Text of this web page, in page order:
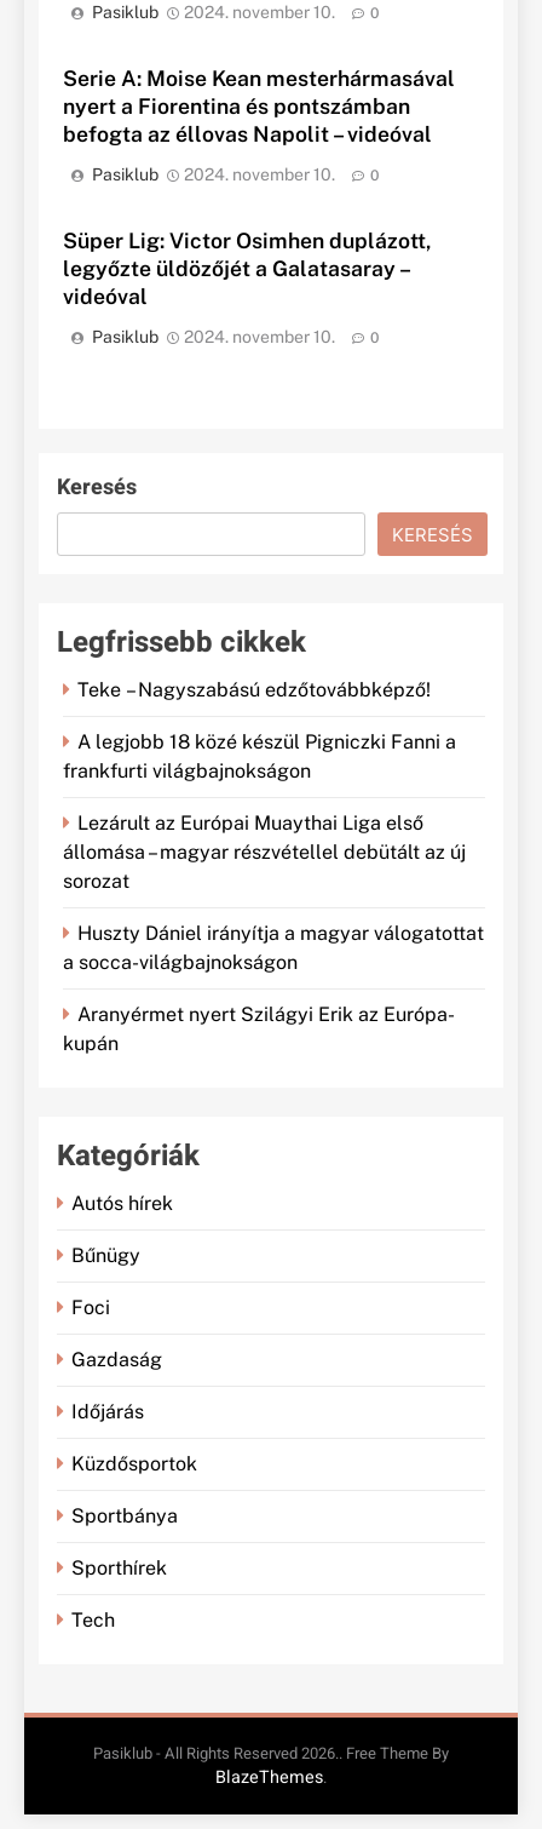
Pasiklub 2024. november 10. 0
Serie A: Moise Kean mesterhármasával
nyert a Fiorentina és pontszámban
befogta az éllovas Napolit – videóval
Pasiklub 2024. november 10. 0
Süper Lig: Victor Osimhen duplázott,
legyőzte üldözőjét a Galatasaray –
videóval
Pasiklub 2024. november 10. 0
Keresés
KERESÉS
Legfrissebb cikkek
Teke – Nagyszabású edzőtovábbképző!
A legjobb 18 közé készül Pigniczki Fanni a
frankfurti világbajnokságon
Lezárult az Európai Muaythai Liga első
állomása – magyar részvétellel debütált az új
sorozat
Huszty Dániel irányítja a magyar válogatottat
a socca-világbajnokságon
Aranyérmet nyert Szilágyi Erik az Európa-
kupán
Kategóriák
Autós hírek
Bűnügy
Foci
Gazdaság
Időjárás
Küzdősportok
Sportbánya
Sporthírek
Tech
Pasiklub - All Rights Reserved 2026.. Free Theme By
BlazeThemes.